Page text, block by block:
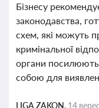
Бізнесу
законодавства,
схем, які можуть
кримінальної
органи
собою для
LIGA ZAKON, 14